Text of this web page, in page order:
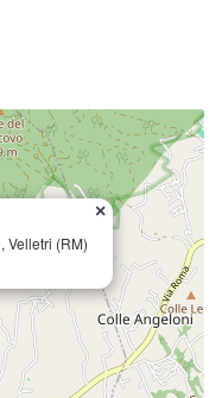
Velletri (RM)
×